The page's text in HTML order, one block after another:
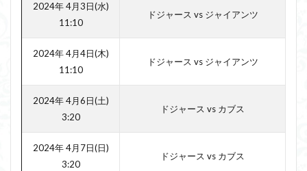
2024年 4月3日(水)
11:10
ドジャース vs ジャイアンツ
2024年 4月4日(木)
11:10
ドジャース vs ジャイアンツ
2024年 4月6日(土)
3:20
ドジャース vs カブス
2024年 4月7日(日)
3:20
ドジャース vs カブス